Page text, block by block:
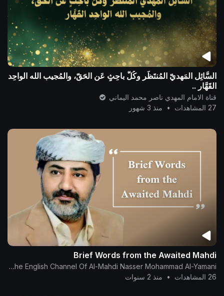
السَّائِل المَهديّ المُنتَظَر وكُلُّ باحِثٍ عَن الحَقّ، والمُجيب الله الواحِد
القَهَّار ..
قناة الامام المهدي ناصر محمد اليماني
27 المشاهدات
• منذ 3 شهور
Brief Words from the Awaited Mahdi
The English Channel Of Al-Mahdi Nasser Mohammad Al-Yamani
26 المشاهدات
• منذ 2 سنوات